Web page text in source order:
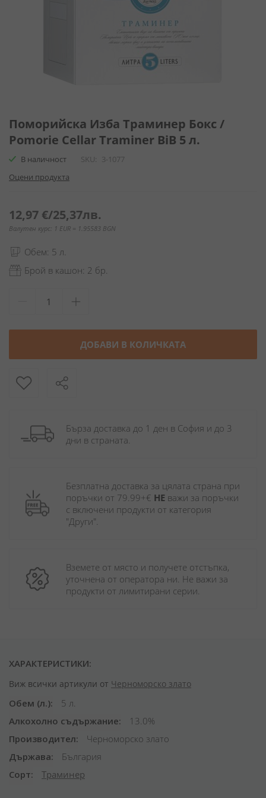
към
началото
на
галерия
снимки
Поморийска Изба Траминер Бокс /
Pomorie Cellar Traminer BiB 5 л.
В наличност SKU
3-1077
Оцени продукта
12,97 €/25,37лв.
Валутен курс: 1 EUR = 1.95583 BGN
Обем: 5 л.
Брой в кашон: 2 бр.
ДОБАВИ В КОЛИЧКАТА
Бърза доставка до 1 ден в София и до 3
дни в страната.
Безплатна доставка за цялата страна при
поръчки от 79.99+€ НЕ важи за поръчки
с включени продукти от категория
"Други".
Вземете от място и получете отстъпка,
уточнена от оператора ни. Не важи за
продукти от лимитирани серии.
ХАРАКТЕРИСТИКИ:
Виж всички артикули от Черноморско злато
Обем (л.)
5 л.
Алкохолно съдържание
13.0%
Производител
Черноморско злато
Държава
България
Сорт
Траминер